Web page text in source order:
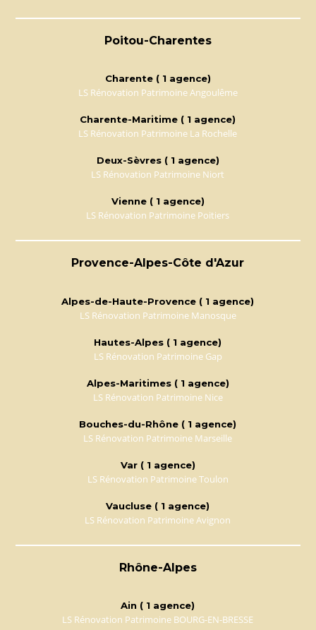
Poitou-Charentes
Charente ( 1 agence)
LS Rénovation Patrimoine Angoulême
Charente-Maritime ( 1 agence)
LS Rénovation Patrimoine La Rochelle
Deux-Sèvres ( 1 agence)
LS Rénovation Patrimoine Niort
Vienne ( 1 agence)
LS Rénovation Patrimoine Poitiers
Provence-Alpes-Côte d'Azur
Alpes-de-Haute-Provence ( 1 agence)
LS Rénovation Patrimoine Manosque
Hautes-Alpes ( 1 agence)
LS Rénovation Patrimoine Gap
Alpes-Maritimes ( 1 agence)
LS Rénovation Patrimoine Nice
Bouches-du-Rhône ( 1 agence)
LS Rénovation Patrimoine Marseille
Var ( 1 agence)
LS Rénovation Patrimoine Toulon
Vaucluse ( 1 agence)
LS Rénovation Patrimoine Avignon
Rhône-Alpes
Ain ( 1 agence)
LS Rénovation Patrimoine BOURG-EN-BRESSE